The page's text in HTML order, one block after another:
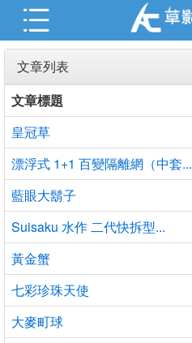
文章列表
文章標題
皇冠草
漂浮式 1+1 百變隔離網（中套...
藍眼大鬍子
Suisaku 水作 二代快拆型...
黃金蟹
七彩珍珠天使
大麥町球